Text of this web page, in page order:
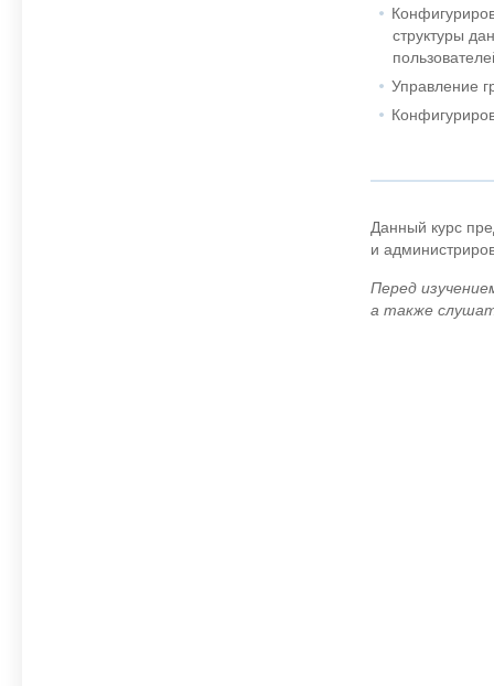
структуры
Управление
Данный курс
и
Перед
а также